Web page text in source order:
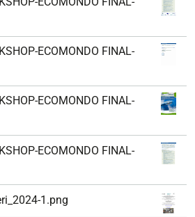
ECOMONDO FINAL-
ECOMONDO FINAL-
ECOMONDO FINAL-
1.png